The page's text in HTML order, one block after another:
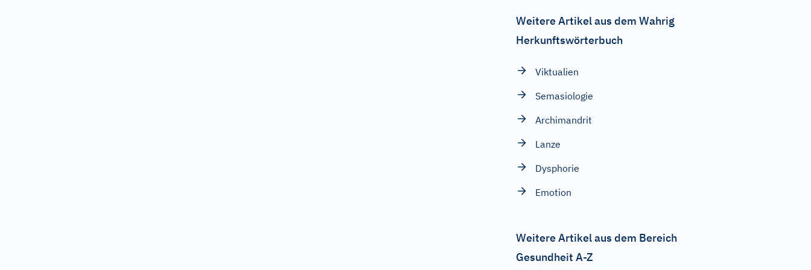
Weitere Artikel aus dem Wahrig
Herkunftswörterbuch
Viktualien
Semasiologie
Archimandrit
Lanze
Dysphorie
Emotion
Weitere Artikel aus dem Bereich
Gesundheit A-Z